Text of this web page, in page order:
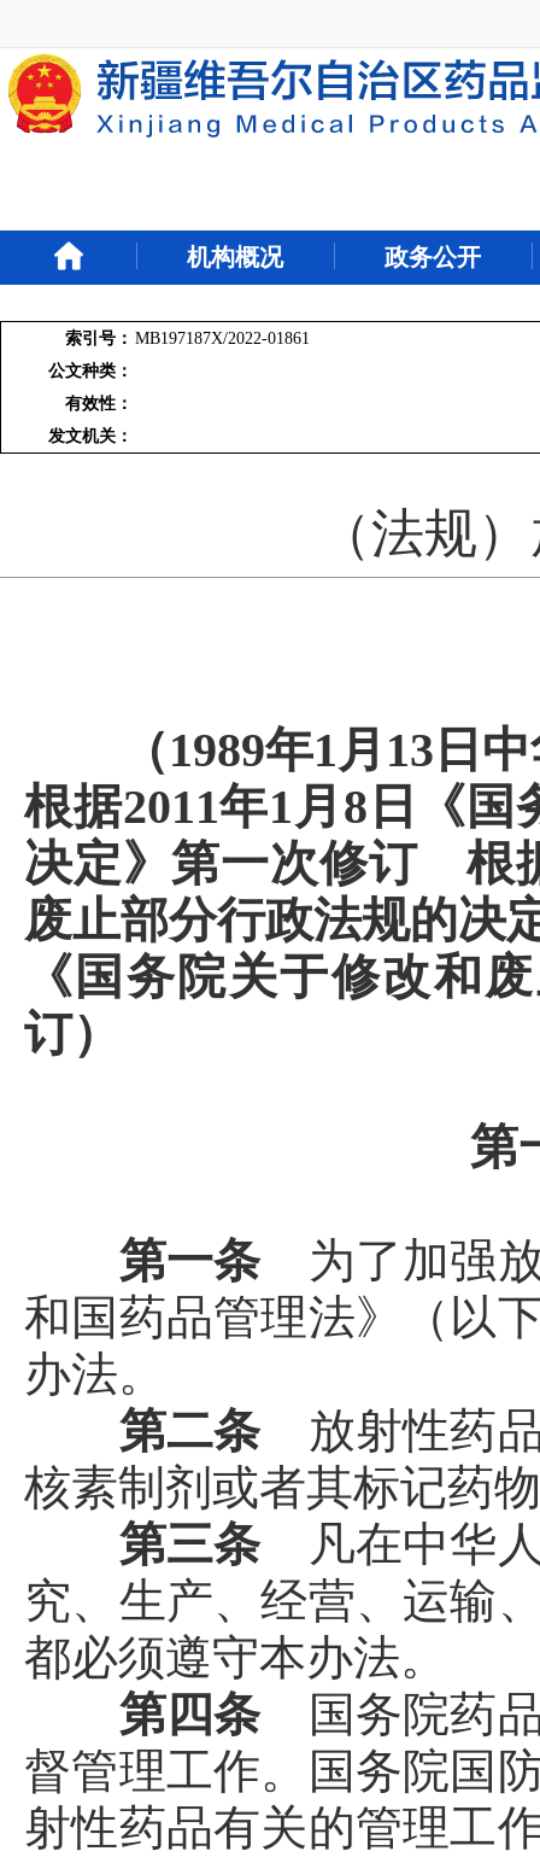
机构概况 政务公开
口
打
开
面,
索引号： MB197187X/2022-01861
公文种类：
有效性：
发文机关：
（法规
（1989年1月 13 日
根据2011年1月 8 日《国
决定》第一次修订 根
废止部分行政法规的
《国务院关于修改和
订）
第一条 为了加强
和国药品管理法》（以
办法。
第二条 放射性药
核素制剂或者其标记药
第三条
凡在中华
究、生产、经营、运输
都必须遵守本办法。
第四条
国务院药
督管理工作。国务院国
射性药品有关的管理工